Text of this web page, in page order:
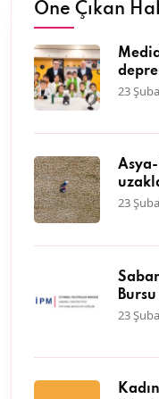
Öne Çıkan
23
23
23